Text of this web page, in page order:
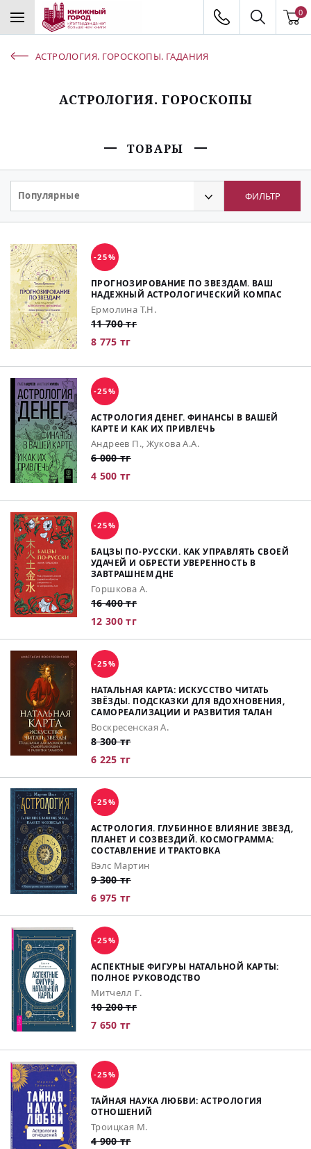
0
АСТРОЛОГИЯ. ГОРОСКОПЫ. ГАДАНИЯ
АСТРОЛОГИЯ. ГОРОСКОПЫ
ТОВАРЫ
Популярные ФИЛЬТР
-25%
ПРОГНОЗИРОВАНИЕ ПО ЗВЕЗДАМ. ВАШ
НАДЕЖНЫЙ АСТРОЛОГИЧЕСКИЙ КОМПАС
Ермолина Т.Н.
11 700 тг
8 775 тг
-25%
АСТРОЛОГИЯ ДЕНЕГ. ФИНАНСЫ В ВАШЕЙ
КАРТЕ И КАК ИХ ПРИВЛЕЧЬ
Андреев П., Жукова А.А.
6 000 тг
4 500 тг
-25%
БАЦЗЫ ПО-РУССКИ. КАК УПРАВЛЯТЬ СВОЕЙ
УДАЧЕЙ И ОБРЕСТИ УВЕРЕННОСТЬ В
ЗАВТРАШНЕМ ДНЕ
Горшкова А.
16 400 тг
12 300 тг
-25%
НАТАЛЬНАЯ КАРТА: ИСКУССТВО ЧИТАТЬ
ЗВЁЗДЫ. ПОДСКАЗКИ ДЛЯ ВДОХНОВЕНИЯ,
САМОРЕАЛИЗАЦИИ И РАЗВИТИЯ ТАЛАН
Воскресенская А.
8 300 тг
6 225 тг
-25%
АСТРОЛОГИЯ. ГЛУБИННОЕ ВЛИЯНИЕ ЗВЕЗД,
ПЛАНЕТ И СОЗВЕЗДИЙ. КОСМОГРАММА:
СОСТАВЛЕНИЕ И ТРАКТОВКА
Вэлс Мартин
9 300 тг
6 975 тг
-25%
АСПЕКТНЫЕ ФИГУРЫ НАТАЛЬНОЙ КАРТЫ:
ПОЛНОЕ РУКОВОДСТВО
Митчелл Г.
10 200 тг
7 650 тг
-25%
ТАЙНАЯ НАУКА ЛЮБВИ: АСТРОЛОГИЯ
ОТНОШЕНИЙ
Троицкая М.
4 900 тг